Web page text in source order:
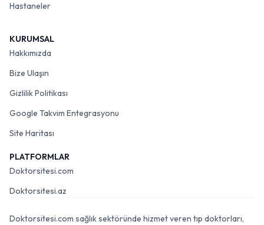
Hastaneler
KURUMSAL
Hakkımızda
Bize Ulaşın
Gizlilik Politikası
Google Takvim Entegrasyonu
Site Haritası
PLATFORMLAR
Doktorsitesi.com
Doktorsitesi.az
Doktorsitesi.com sağlık sektöründe hizmet veren tıp doktorları,